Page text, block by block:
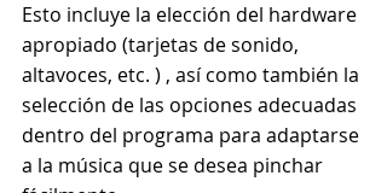
Esto incluye la elección del hardware
apropiado (tarjetas de sonido,
altavoces, etc. ) , así como también la
selección de las opciones adecuadas
dentro del programa para adaptarse
a la música que se desea pinchar